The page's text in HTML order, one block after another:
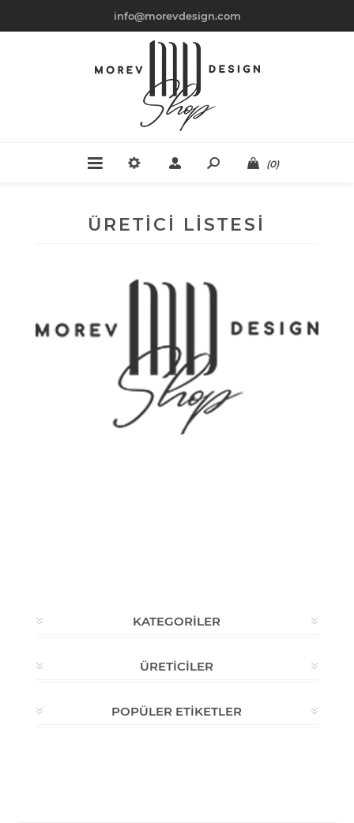
info@morevdesign.com
(0)
ÜRETICI LISTESI
MOREV DESIGN
1 ürün
KATEGORILER
ÜRETICILER
POPÜLER ETIKETLER